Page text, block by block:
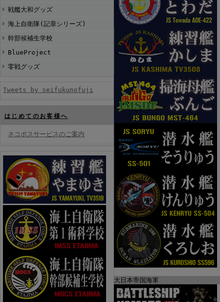
戦艦大和グッズ
海上自衛隊(記章シリーズ)
幹部候補生学校
BlueProject
零戦グッズ
Tweets by seifukunofuji
はじめてのお客様へ
ネコポスサービスのご案内
大日本帝国海軍